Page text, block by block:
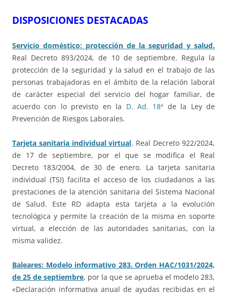
DISPOSICIONES DESTACADAS
Servicio doméstico: protección de la seguridad y salud.
Real Decreto 893/2024, de 10 de septiembre. Regula la
protección de la seguridad y la salud en el trabajo de las
personas trabajadoras en el ámbito de la relación laboral
de carácter especial del servicio del hogar familiar, de
acuerdo con lo previsto en la D. Ad. 18ª de la Ley de
Prevención de Riesgos Laborales.
Tarjeta sanitaria individual virtual. Real Decreto 922/2024,
de 17 de septiembre, por el que se modifica el Real
Decreto 183/2004, de 30 de enero. La tarjeta sanitaria
individual (TSI) facilita el acceso de los ciudadanos a las
prestaciones de la atención sanitaria del Sistema Nacional
de Salud. Este RD adapta esta tarjeta a la evolución
tecnológica y permite la creación de la misma en soporte
virtual, a elección de las autoridades sanitarias, con la
misma validez.
Baleares: Modelo informativo 283. Orden HAC/1031/2024,
de 25 de septiembre, por la que se aprueba el modelo 283,
«Declaración informativa anual de ayudas recibidas en el